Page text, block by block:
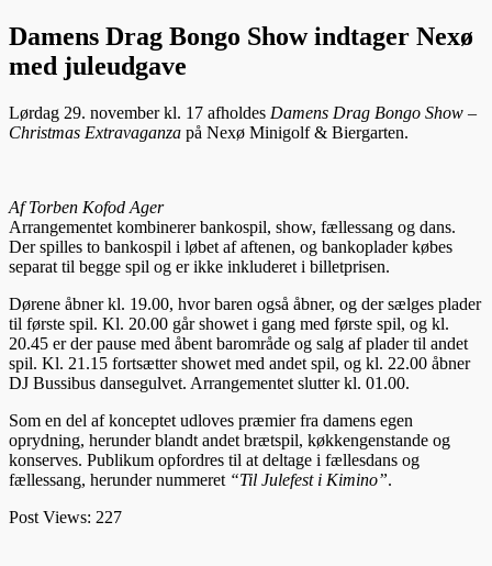
Damens Drag Bongo Show indtager Nexø
med juleudgave
Lørdag 29. november kl. 17 afholdes Damens Drag Bongo Show –
Christmas Extravaganza på Nexø Minigolf & Biergarten.
Af Torben Kofod Ager
Arrangementet kombinerer bankospil, show, fællessang og dans.
Der spilles to bankospil i løbet af aftenen, og bankoplader købes
separat til begge spil og er ikke inkluderet i billetprisen.
Dørene åbner kl. 19.00, hvor baren også åbner, og der sælges plader
til første spil. Kl. 20.00 går showet i gang med første spil, og kl.
20.45 er der pause med åbent barområde og salg af plader til andet
spil. Kl. 21.15 fortsætter showet med andet spil, og kl. 22.00 åbner
DJ Bussibus dansegulvet. Arrangementet slutter kl. 01.00.
Som en del af konceptet udloves præmier fra damens egen
oprydning, herunder blandt andet brætspil, køkkengenstande og
konserves. Publikum opfordres til at deltage i fællesdans og
fællessang, herunder nummeret “Til Julefest i Kimino”.
Post Views: 227